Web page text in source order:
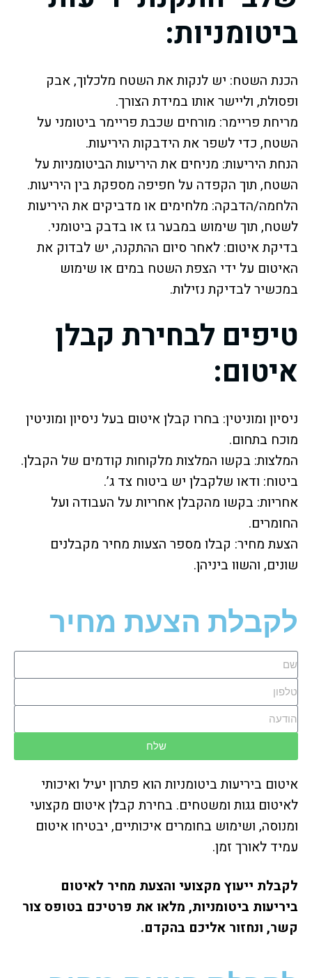
ביטומניות:
הכנת השטח: יש לנקות את השטח מלכלוך, אבק
ופסולת, וליישר אותו במידת הצורך.
מריחת פריימר: מורחים שכבת פריימר ביטומני על
השטח, כדי לשפר את הידבקות היריעות.
הנחת היריעות: מניחים את היריעות הביטומניות על
השטח, תוך הקפדה על חפיפה מספקת בין היריעות.
הלחמה/הדבקה: מלחימים או מדביקים את היריעות
לשטח, תוך שימוש במבער גז או בדבק ביטומני.
בדיקת איטום: לאחר סיום ההתקנה, יש לבדוק את
האיטום על ידי הצפת השטח במים או שימוש
במכשיר לבדיקת נזילות.
טיפים לבחירת קבלן
איטום:
ניסיון ומוניטין: בחרו קבלן איטום בעל ניסיון ומוניטין
מוכח בתחום.
המלצות: בקשו המלצות מלקוחות קודמים של הקבלן.
ביטוח: ודאו שלקבלן יש ביטוח צד ג’.
אחריות: בקשו מהקבלן אחריות על העבודה ועל
החומרים.
הצעת מחיר: קבלו מספר הצעות מחיר מקבלנים
שונים, והשוו ביניהן.
לקבלת הצעת מחיר
שלח
איטום ביריעות ביטומניות הוא פתרון יעיל ואיכותי
לאיטום גגות ומשטחים. בחירת קבלן איטום מקצועי
ומנוסה, ושימוש בחומרים איכותיים, יבטיחו איטום
עמיד לאורך זמן.
לקבלת ייעוץ מקצועי והצעת מחיר לאיטום
ביריעות ביטומניות, מלאו את פרטיכם בטופס צור
קשר, ונחזור אליכם בהקדם.